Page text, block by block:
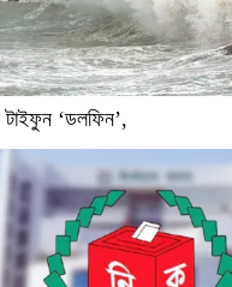
টাইফুন ‘ডলফিন’,